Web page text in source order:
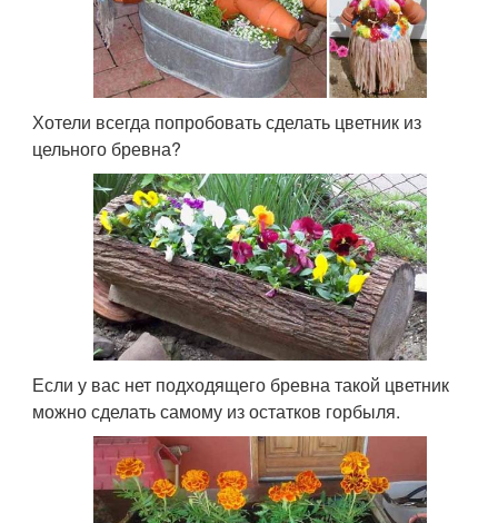
Хотели всегда попробовать сделать цветник из
цельного бревна?
Если у вас нет подходящего бревна такой цветник
можно сделать самому из остатков горбыля.